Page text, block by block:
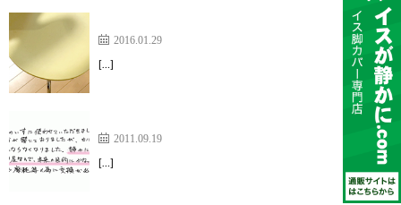
2016.01.29
[…]
2011.09.19
[…]